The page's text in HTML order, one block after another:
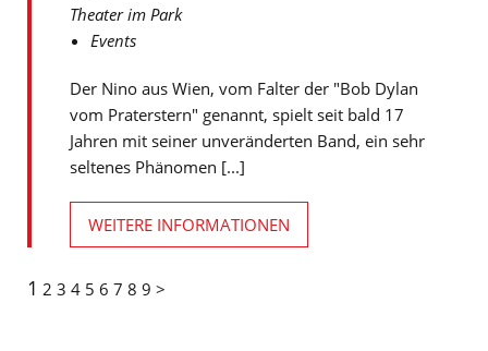
Theater im Park
Events
Der Nino aus Wien, vom Falter der "Bob Dylan
vom Praterstern" genannt, spielt seit bald 17
Jahren mit seiner unveränderten Band, ein sehr
seltenes Phänomen [...]
WEITERE INFORMATIONEN
1 2 3 4 5 6 7 8 9 >